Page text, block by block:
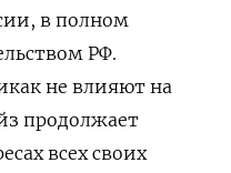
в полном
РФ.
не влияют на
продолжает
всех своих